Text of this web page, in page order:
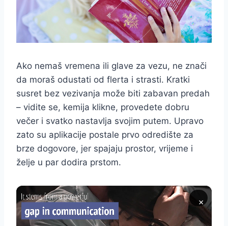
Ako nemaš vremena ili glave za vezu, ne znači
da moraš odustati od flerta i strasti. Kratki
susret bez vezivanja može biti zabavan predah
– vidite se, kemija klikne, provedete dobru
večer i svatko nastavlja svojim putem. Upravo
zato su aplikacije postale prvo odredište za
brze dogovore, jer spajaju prostor, vrijeme i
želje u par dodira prstom.
×